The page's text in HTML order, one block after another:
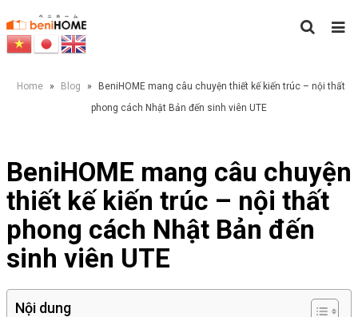
Home » Blog »
BeniHOME mang câu chuyện thiết kế kiến trúc – nội thất
phong cách Nhật Bản đến sinh viên UTE
BeniHOME mang câu chuyện
thiết kế kiến trúc – nội thất
phong cách Nhật Bản đến
sinh viên UTE
Nội dung